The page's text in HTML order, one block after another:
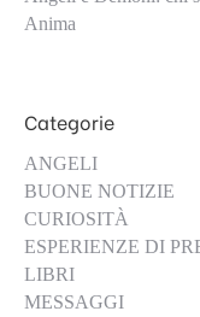
Anima
Categorie
ANGELI
BUONE NOTIZIE
CURIOSITÀ
ESPERIENZE DI
LIBRI
MESSAGGI